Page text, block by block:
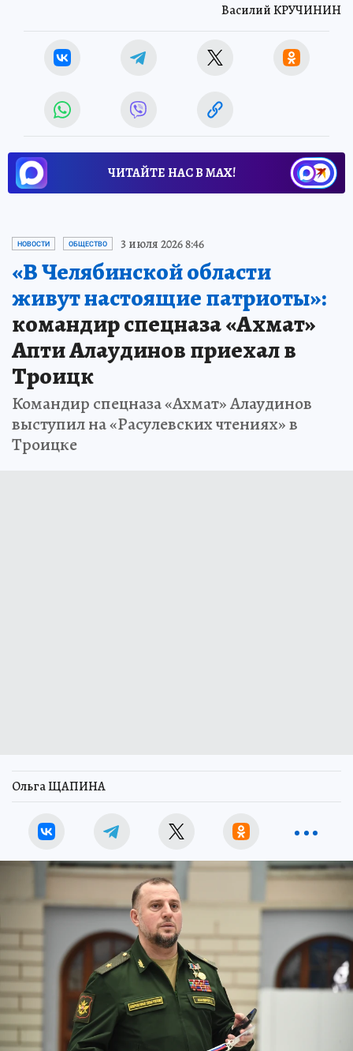
Василий КРУЧИНИН
ЧИТАЙТЕ НАС В МАХ!
НОВОСТИ ОБЩЕСТВО 3 июля 2026 8:46
«В Челябинской области
живут настоящие патриоты»:
командир спецназа «Ахмат»
Апти Алаудинов приехал в
Троицк
Командир спецназа «Ахмат» Алаудинов
выступил на «Расулевских чтениях» в
Троицке
Ольга ЩАПИНА